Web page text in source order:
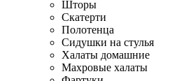
Шторы
Скатерти
Полотенца
Сидушки на стулья
Халаты домашние
Махровые халаты